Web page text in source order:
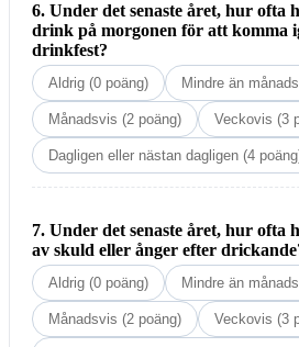
6. Under det senaste året, hur ofta
drink på morgonen för att komma
drinkfest?
Aldrig (0 poäng) Mindre än
Månadsvis (2 poäng) Veckovis (3
Dagligen eller nästan dagligen (4
7. Under det senaste året, hur ofta
av skuld eller ånger efter
Aldrig (0 poäng) Mindre än
Månadsvis (2 poäng) Veckovis (3